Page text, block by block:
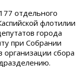
отдельного
флотилии
города
при Собрании
организации сбора